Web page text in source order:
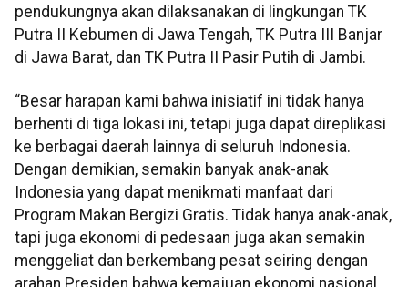
pendukungnya akan dilaksanakan di lingkungan TK
Putra II Kebumen di Jawa Tengah, TK Putra III Banjar
di Jawa Barat, dan TK Putra II Pasir Putih di Jambi.
“Besar harapan kami bahwa inisiatif ini tidak hanya
berhenti di tiga lokasi ini, tetapi juga dapat direplikasi
ke berbagai daerah lainnya di seluruh Indonesia.
Dengan demikian, semakin banyak anak-anak
Indonesia yang dapat menikmati manfaat dari
Program Makan Bergizi Gratis. Tidak hanya anak-anak,
tapi juga ekonomi di pedesaan juga akan semakin
menggeliat dan berkembang pesat seiring dengan
arahan Presiden bahwa kemajuan ekonomi nasional